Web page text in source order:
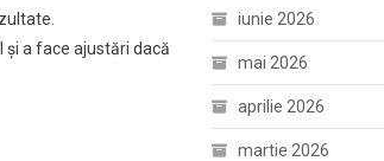
a face ajustări dacă
iunie 2026
mai 2026
aprilie 2026
martie 2026